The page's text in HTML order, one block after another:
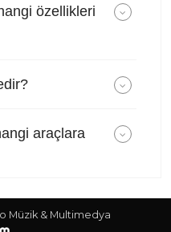
özellikleri
araçlara
Müzik & Multimedya